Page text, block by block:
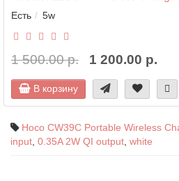
Есть 5w
1 500.00 р. 1 200.00 р.
В корзину
Hoco CW39C Portable Wireless
input 0.35A 2W QI output white